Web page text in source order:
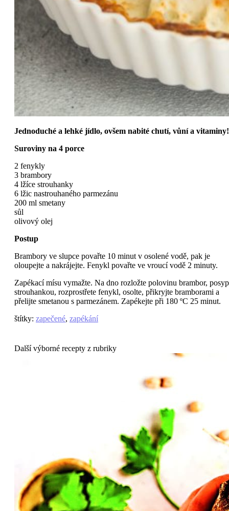
Jednoduché a lehké jídlo, ovšem nabité chutí, vůní a vitaminy!
Suroviny na 4 porce
2 fenykly
3 brambory
4 lžíce strouhanky
6 lžic nastrouhaného parmezánu
200 ml smetany
sůl
olivový olej
Postup
Brambory ve slupce povařte 10 minut v osolené vodě, pak je
oloupejte a nakrájejte. Fenykl povařte ve vroucí vodě 2 minuty.
Zapékací mísu vymažte. Na dno rozložte polovinu brambor,
strouhankou, rozprostřete fenykl, osolte, přikryjte bramborami a
přelijte smetanou s parmezánem. Zapékejte při 180 ºC 25 minut.
štítky: zapečené, zapékání
Další výborné recepty z rubriky